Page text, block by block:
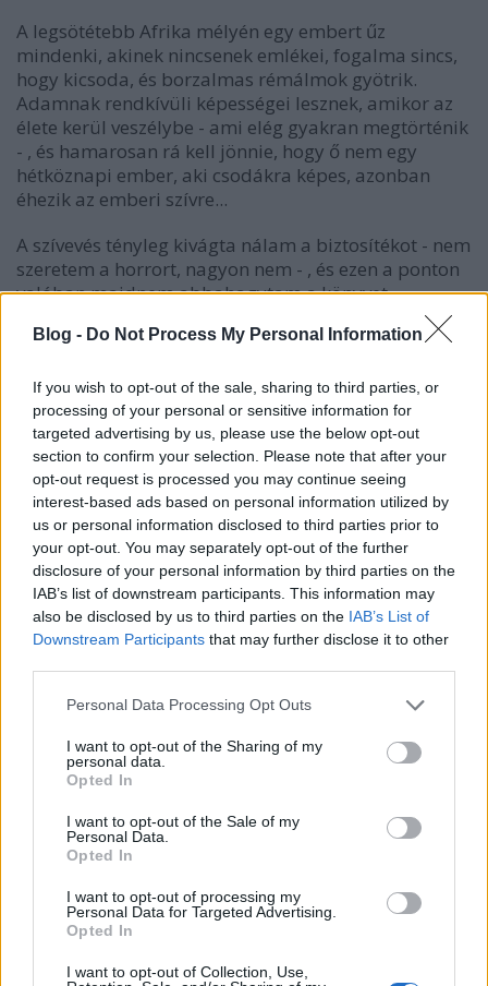
Blog - Do Not Process My Personal Information
If you wish to opt-out of the sale, sharing to third parties, or
processing of your personal or sensitive information for
targeted advertising by us, please use the below opt-out
section to confirm your selection. Please note that after your
opt-out request is processed you may continue seeing
interest-based ads based on personal information utilized by
us or personal information disclosed to third parties prior to
your opt-out. You may separately opt-out of the further
disclosure of your personal information by third parties on the
IAB’s list of downstream participants. This information may
also be disclosed by us to third parties on the IAB’s List of
Downstream Participants that may further disclose it to other
Please note that this website/app uses one or more Google
not limited to your visit or usage behaviour. You may click to
grant or deny consent to Google and its third-party tags to
use your data for below specified purposes in below Google
consent section.
Personal Data Processing Opt Outs
I want to opt-out of the Sharing of my
personal data.
Opted In
I want to opt-out of the Sale of my
Personal Data.
Opted In
I want to opt-out of processing my
Personal Data for Targeted Advertising.
Opted In
I want to opt-out of Collection, Use,
A legsötétebb Afrika mélyén egy embert űz
mindenki, akinek nincsenek emlékei, fogalma sincs,
hogy kicsoda, és borzalmas rémálmok gyötrik.
Adamnak rendkívüli képességei lesznek, amikor az
élete kerül veszélybe - ami elég gyakran megtörténik
- , és hamarosan rá kell jönnie, hogy ő nem egy
hétköznapi ember, aki csodákra képes, azonban
éhezik az emberi szívre...
A szívevés tényleg kivágta nálam a biztosítékot - nem
szeretem a horrort, nagyon nem - , és ezen a ponton
valóban majdnem abbahagytam a könyvet,
mondván, hogy nem nekem való, azonban végül úgy
döntöttem, bízom a szerző tehetségében, vettem egy
mert a kezdeti sokk után egy nagyon izgalmas
történet tárult ki előttem, amelyben nem kicsit őrült
halhatatlanok csatáztak egymással, de egyáltalán
nem a Hegylakóból ismert nemes módszerekkel,
egyáltalán nem, ők bizony aljasak és brutálisak,
önzőek és szívtelenek, miközben művésznek tartják
magukat, akik emberfeletti műveket alkotnak. Az
Esszencia egy nagyon gonosz varázslat, akkor kapja
meg ezt az ajándéknak látszó lehetőséget egy
ember, amikor saját munkájának legtökéletesebb
pillanatát éli meg, azonban iszonyú ára van, el kell
fogyasztania a számára legkedvesebb ember szívét.
Mégis mindenki az öröklétet választja, fogalma sem
lévén arról, hogy mi vár rá az elkövetkező
gazdagságot, hatalmat, úgy tűnik, nincsenek határai
a létezésének, azonban valójában a Esszencia
elrabolja a lelkét, és az igazán nagy mű sohasem
születik meg, így életüknek nincs igazi értelme,
aminek hatására teljesen eltorzul a gondolkodásuk.
Ahelyett, hogy valóban fontos alkotásra használnák
a nekik juttatott mágiát, voltaképpen csak önmaguk
fényezésével foglalkoznak, pedig gondoljuk bele,
milyen fontos művek születhetnének, ha végtelen idő
állna rendelkezésünkre. Azonban nem foglalkoznak